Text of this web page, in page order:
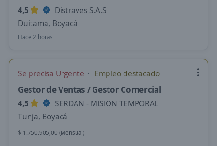
4,5
Distraves S.A.S
Duitama, Boyacá
Hace 2 horas
Se precisa Urgente Empleo destacado
Gestor de Ventas / Gestor Comercial
4,5
SERDAN - MISION TEMPORAL
Tunja, Boyacá
$ 1.750.905,00 (Mensual)